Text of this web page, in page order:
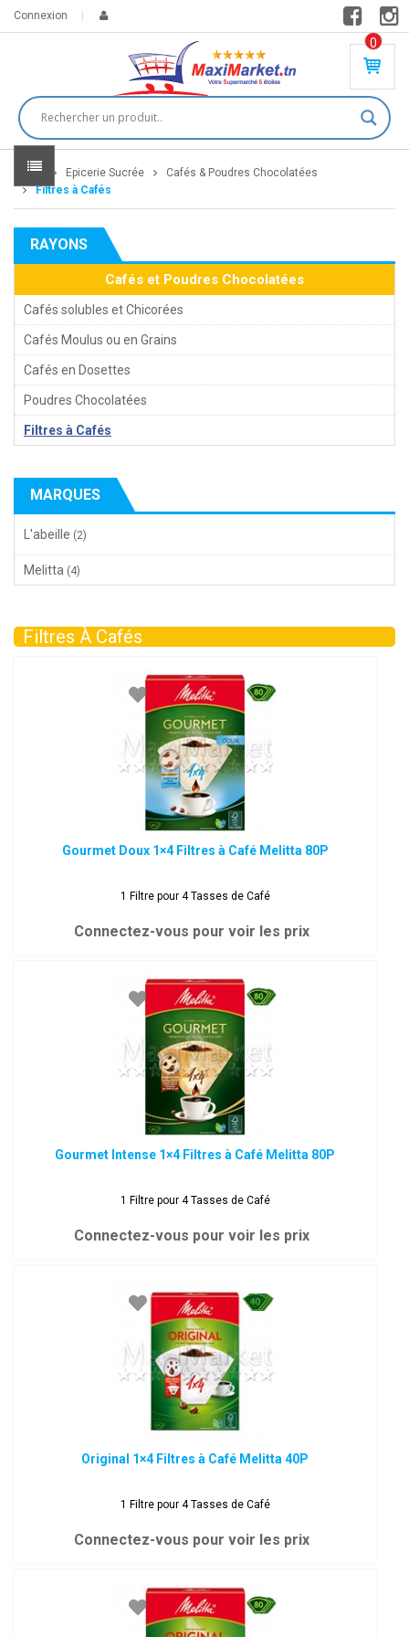
Connexion
0
PR
DU
IT(
S)
Home Epicerie Sucrée
Cafés & Poudres Chocolatées
Filtres à Cafés
RAYONS
Cafés et Poudres Chocolatées
Cafés solubles et Chicorées
Cafés Moulus ou en Grains
Cafés en Dosettes
Poudres Chocolatées
Filtres à Cafés
MARQUES
L'abeille (2)
Melitta (4)
Filtres À Cafés
Gourmet Doux 1×4 Filtres à Café Melitta 80P
1 Filtre pour 4 Tasses de Café
Connectez-vous pour voir les prix
Gourmet Intense 1×4 Filtres à Café Melitta 80P
1 Filtre pour 4 Tasses de Café
Connectez-vous pour voir les prix
Original 1×4 Filtres à Café Melitta 40P
1 Filtre pour 4 Tasses de Café
Connectez-vous pour voir les prix